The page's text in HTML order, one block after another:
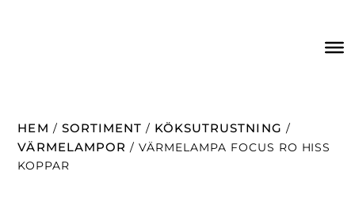
HEM / SORTIMENT / KÖKSUTRUSTNING /
VÄRMELAMPOR / VÄRMELAMPA FOCUS RO HISS
KOPPAR